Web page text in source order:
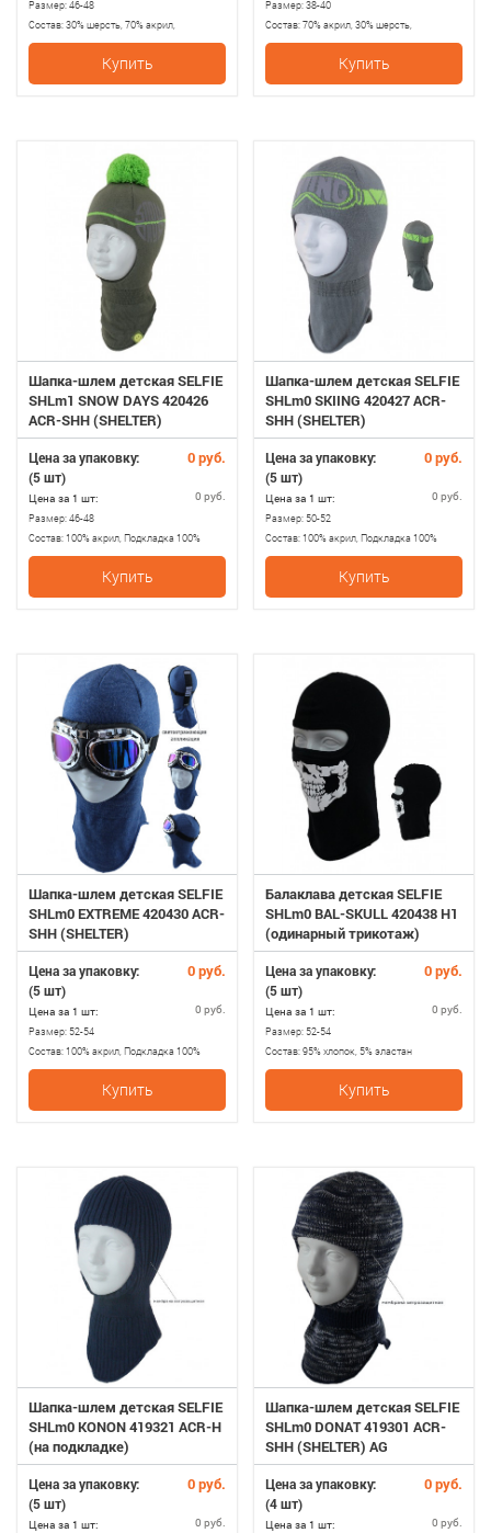
Размер:46-48
Состав:30% шерсть, 70% акрил,
Подкладка 100% хлопок, мембрана
Купить
Размер:38-40
Состав:70% акрил, 30% шерсть,
подкладка 100% хлопопок
Купить
Шапка-шлем детская SELFIE
SHLm1 SNOW DAYS 420426
ACR-SHH (SHELTER)
Цена за упаковку: 0 руб.
(5 шт)
Цена за 1 шт: 0 руб.
Размер:46-48
Состав:100% акрил, Подкладка 100%
хлопок
Купить
Шапка-шлем детская SELFIE
SHLm0 SKIING 420427 ACR-
SHH (SHELTER)
Цена за упаковку: 0 руб.
(5 шт)
Цена за 1 шт: 0 руб.
Размер:50-52
Состав:100% акрил, Подкладка 100%
хлопок
Купить
Шапка-шлем детская SELFIE
SHLm0 EXTREME 420430 ACR-
SHH (SHELTER)
Цена за упаковку: 0 руб.
(5 шт)
Цена за 1 шт: 0 руб.
Размер:52-54
Состав:100% акрил, Подкладка 100%
хлопок
Купить
Балаклава детская SELFIE
SHLm0 BAL-SKULL 420438 H1
(одинарный трикотаж)
Цена за упаковку: 0 руб.
(5 шт)
Цена за 1 шт: 0 руб.
Размер:52-54
Состав:95% хлопок, 5% эластан
Купить
Шапка-шлем детская SELFIE
SHLm0 KONON 419321 ACR-H
(на подкладке)
Цена за упаковку: 0 руб.
(5 шт)
Цена за 1 шт: 0 руб.
Шапка-шлем детская SELFIE
SHLm0 DONAT 419301 ACR-
SHH (SHELTER) AG
Цена за упаковку: 0 руб.
(4 шт)
Цена за 1 шт: 0 руб.